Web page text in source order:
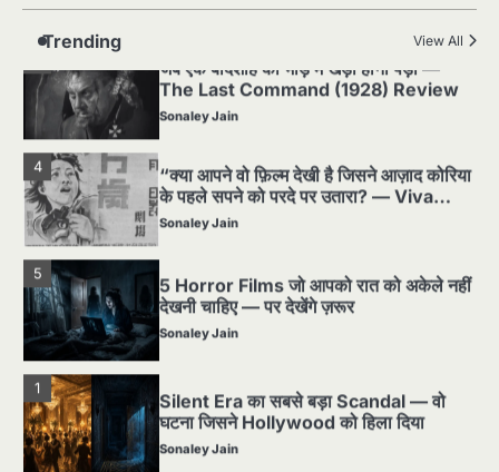
Trending View All
Sonaley Jain
3
जब एक बादशाह को भीड़ में खड़ा होना पड़ा —
The Last Command (1928) Review
Sonaley Jain
4
“क्या आपने वो फ़िल्म देखी है जिसने आज़ाद कोरिया
के पहले सपने को परदे पर उतारा? — Viva
Freedom! (1946) रिव्यू”
Sonaley Jain
5
5 Horror Films जो आपको रात को अकेले नहीं
देखनी चाहिए — पर देखेंगे ज़रूर
Sonaley Jain
1
Silent Era का सबसे बड़ा Scandal — वो
घटना जिसने Hollywood को हिला दिया
Sonaley Jain